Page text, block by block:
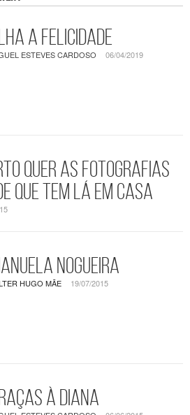
a felicidade
ESTEVES CARDOSO 06/04/2019
quer as fotografias
que tem lá em casa
Nogueira
HUGO MÃE 19/07/2015
à Diana